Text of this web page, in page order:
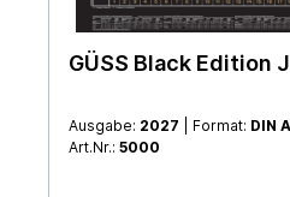
GÜSS Black Edition
Ausgabe: 2027 | Format: DIN
Art.Nr.: 5000